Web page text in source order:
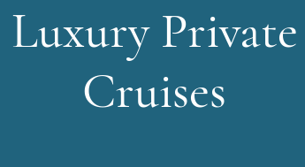
Luxury Private
Cruises